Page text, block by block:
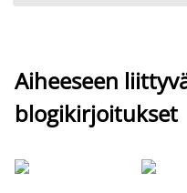
Aiheeseen
blogikirjoitukset